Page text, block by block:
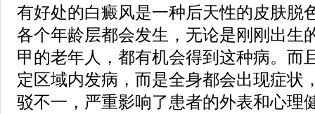
有好处的白癜风是一种后天性的皮肤脱
各个年龄层都会发生，无论是刚刚出生
甲的老年人，都有机会得到这种病。而
定区域内发病，而是全身都会出现症状
驳不一，严重影响了患者的外表和心理